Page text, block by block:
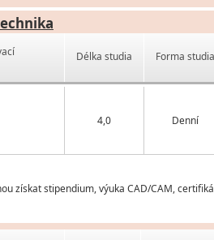
Délka studia Forma studia
4,0 Denní
získat stipendium, výuka CAD/CAM,